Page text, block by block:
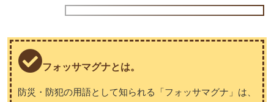
フォッサマグナとは。
防災・防犯の用語として知られる「フォッサマグナ」は、